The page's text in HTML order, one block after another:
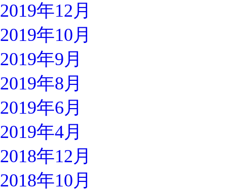
2019年12月
2019年10月
2019年9月
2019年8月
2019年6月
2019年4月
2018年12月
2018年10月